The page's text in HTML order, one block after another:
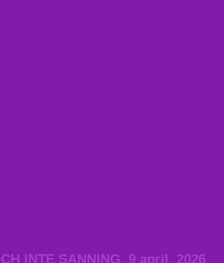
INTE SANNING, 9 april, 2026